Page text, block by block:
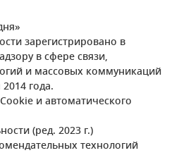
зарегистрировано в
в сфере связи,
и массовых коммуникаций
года.
и автоматического
(ред. 2023 г.)
технологий